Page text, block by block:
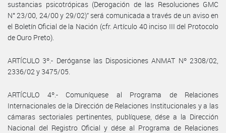
sustancias psicotrópicas (Derogación de las Resoluciones GMC
N° 23/00, 24/00 y 29/02)” será comunicada a través de un aviso en
el Boletín Oficial de la Nación (cfr. Artículo 40 inciso III del Protocolo
de Ouro Preto).
ARTÍCULO 3º.- Deróganse las Disposiciones ANMAT Nº 2308/02,
2336/02 y 3475/05.
ARTÍCULO 4º.- Comuníquese al Programa de Relaciones
Internacionales de la Dirección de Relaciones Institucionales y a las
cámaras sectoriales pertinentes, publíquese, dése a la Dirección
Nacional del Registro Oficial y dése al Programa de Relaciones